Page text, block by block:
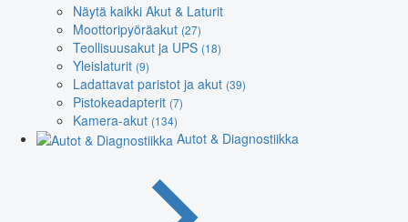
Näytä kaikki Akut & Laturit
Moottoripyöräakut (27)
Teollisuusakut ja UPS (18)
Yleislaturit (9)
Ladattavat paristot ja akut (39)
Pistokeadapterit (7)
Kamera-akut (134)
Autot & Diagnostiikka